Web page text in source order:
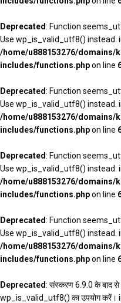
Deprecated: Function
Use wp_is_valid_utf8() instead.
/home/u888153276/domains/
includes/functions.phpon line
Deprecated: Function
Use wp_is_valid_utf8() instead.
/home/u888153276/domains/
includes/functions.phpon line
Deprecated: Function
Use wp_is_valid_utf8() instead.
/home/u888153276/domains/
includes/functions.phpon line
Deprecated: Function
Use wp_is_valid_utf8() instead.
/home/u888153276/domains/
includes/functions.phpon line
Deprecated: संस्करण 6.9.0 के बाद
wp_is_valid_utf8() का उपयोग करें।